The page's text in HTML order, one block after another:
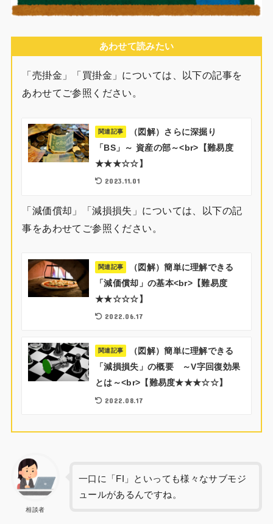
あわせて読みたい
「売掛金」「買掛金」については、以下の記事を
あわせてご参照ください。
関連記事
（図解）さらに深掘り
「BS」～ 資産の部～<br>【難易度
★★★☆☆】
2023.11.01
「減価償却」「減損損失」については、以下の記
事をあわせてご参照ください。
関連記事
（図解）簡単に理解できる
「減価償却」の基本<br>【難易度
★★☆☆☆】
2022.06.17
関連記事
（図解）簡単に理解できる
「減損損失」の概要 ～V字回復効果
とは～<br>【難易度★★★☆☆】
2022.08.17
相談者
一口に「FI」といっても様々なサブモジ
ュールがあるんですね。